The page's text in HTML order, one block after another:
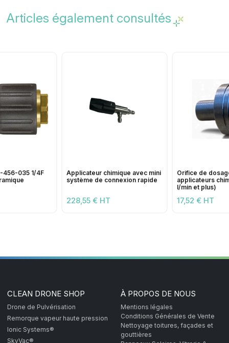
Articles également consultés
456-035 1/4F
Applicateur chimique avec mini
système de connexion rapide
228,55 € HT
Orifice de
applicateurs
l/min et plus)
17,52 € HT
CLEAN DRONE SHOP
Drone de Pulvérisation
Remorque vapeur haute pression
Ionic Systems®
SkyVac®
À PROPOS DE NOUS
Mentions légales
Conditions Générales de Vente
Nettoyage toitures, façades et
gouttières